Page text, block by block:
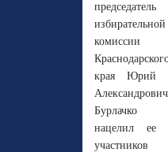
председатель
избирательной
комиссии
края Юрий
Александрович
Бурлачко
нацелил ее
участников